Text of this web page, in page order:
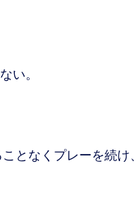
い。
となくプレーを続け